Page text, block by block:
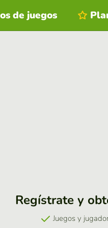
de juegos
Regístrate y
Juegos y